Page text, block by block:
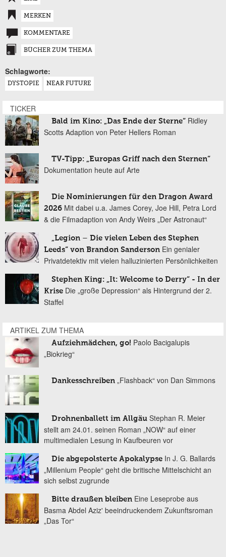
MERKEN
KOMMENTARE
BÜCHER ZUM THEMA
Schlagworte:
DYSTOPIE NEAR FUTURE
TICKER
Bald im Kino: „Das Ende der Sterne“ Ridley
Scotts Adaption von Peter Hellers Roman
TV-Tipp: „Europas Griff nach den Sternen“
Dokumentation heute auf Arte
Die Nominierungen für den Dragon Award
2026 Mit dabei u.a. James Corey, Joe Hill, Petra Lord
& die Filmadaption von Andy Weirs „Der Astronaut“
„Legion – Die vielen Leben des Stephen
Leeds“ von Brandon Sanderson Ein genialer
Privatdetektiv mit vielen halluzinierten Persönlichkeiten
Stephen King: „It: Welcome to Derry“ - In der
Krise Die „große Depression“ als Hintergrund der 2.
Staffel
ARTIKEL ZUM THEMA
Aufziehmädchen, go! Paolo Bacigalupis
„Biokrieg“
Dankesschreiben „Flashback“ von Dan Simmons
Drohnenballett im Allgäu Stephan R. Meier
stellt am 24.01. seinen Roman „NOW“ auf einer
multimedialen Lesung in Kaufbeuren vor
Die abgepolsterte Apokalypse In J. G. Ballards
„Millenium People“ geht die britische Mittelschicht an
sich selbst zugrunde
Bitte draußen bleiben Eine Leseprobe aus
Basma Abdel Aziz' beeindruckendem Zukunftsroman
„Das Tor“